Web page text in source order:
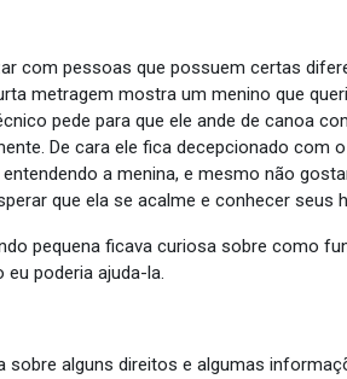
com pessoas que possuem certas
metragem mostra um menino que
pede para que ele ande de canoa
De cara ele fica decepcionado com
a menina, e mesmo não
que ela se acalme e conhecer seus
pequena ficava curiosa sobre como
eu poderia ajuda-la.
sobre alguns direitos e algumas